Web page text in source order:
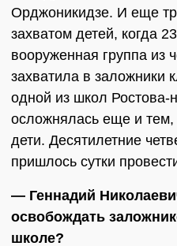
Орджоникидзе. И еще
захватом детей, когда
вооруженная группа из
захватила в заложники
одной из школ Ростова-
осложнялась еще и тем,
дети. Десятилетние
пришлось сутки
— Геннадий
освобождать
школе?